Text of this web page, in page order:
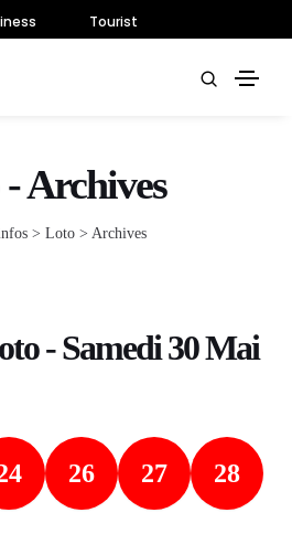
Tourist
Archives
> Loto> Archives
- Samedi 30 Mai
26 27 28